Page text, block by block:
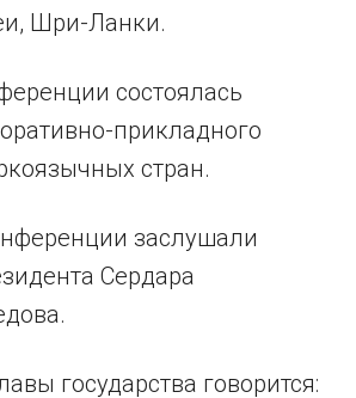
Шри-Ланки.
состоялась
прикладного
стран.
заслушали
Сердара
государства говорится: